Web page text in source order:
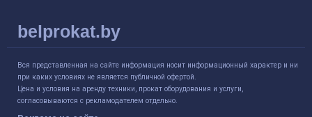
belprokat.by
Вся представленная на сайте информация носит информационный характер и ни
при каких условиях не является публичной офертой.
Цена и условия на аренду техники, прокат оборудования и услуги,
согласовываются с рекламодателем отдельно.